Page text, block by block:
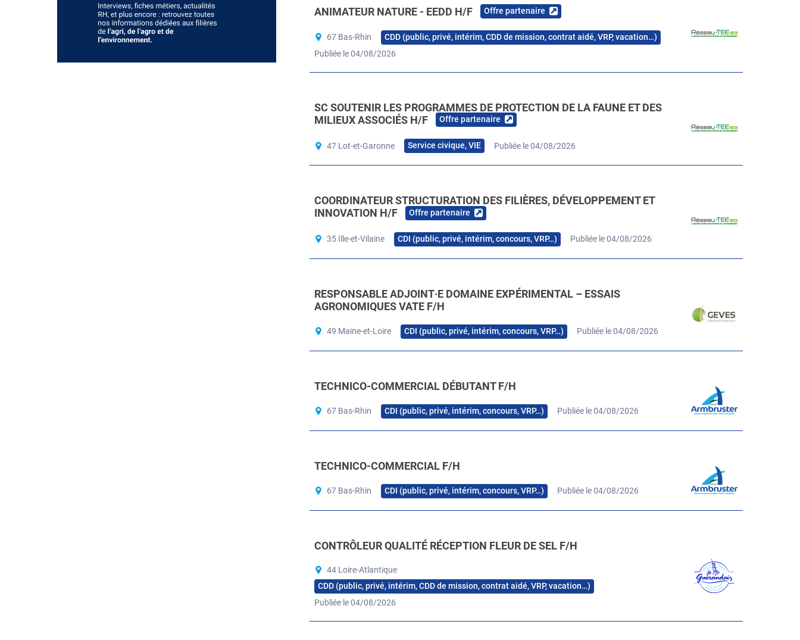
ANIMATEUR NATURE - EEDD H/F Offre partenaire
67 Bas-Rhin
CDD (public, privé, intérim, CDD de mission, contrat aidé, VRP, vacation…)
Publiée le 04/08/2026
SC SOUTENIR LES PROGRAMMES DE PROTECTION DE LA FAUNE ET DES
MILIEUX ASSOCIÉS H/F
Offre partenaire
47 Lot-et-Garonne Service civique, VIE Publiée le 04/08/2026
COORDINATEUR STRUCTURATION DES FILIÈRES, DÉVELOPPEMENT ET
INNOVATION H/F
Offre partenaire
35 Ille-et-Vilaine CDI (public, privé, intérim, concours, VRP…) Publiée le 04/08/2026
RESPONSABLE ADJOINT·E DOMAINE EXPÉRIMENTAL – ESSAIS
AGRONOMIQUES VATE F/H
49 Maine-et-Loire CDI (public, privé, intérim, concours, VRP…) Publiée le 04/08/2026
TECHNICO-COMMERCIAL DÉBUTANT F/H
67 Bas-Rhin CDI (public, privé, intérim, concours, VRP…) Publiée le 04/08/2026
TECHNICO-COMMERCIAL F/H
67 Bas-Rhin CDI (public, privé, intérim, concours, VRP…) Publiée le 04/08/2026
CONTRÔLEUR QUALITÉ RÉCEPTION FLEUR DE SEL F/H
44 Loire-Atlantique
CDD (public, privé, intérim, CDD de mission, contrat aidé, VRP, vacation…)
Publiée le 04/08/2026